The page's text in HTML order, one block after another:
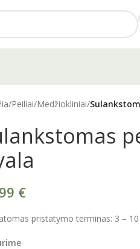
/Peiliai/Medžiokliniai/
€
pristatymo terminas: 3 – 10